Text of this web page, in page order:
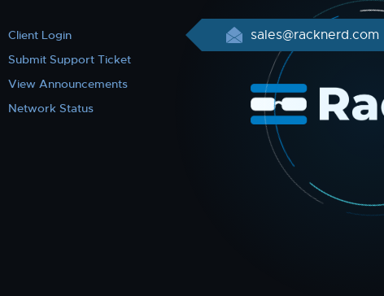
Client Login
Submit Support Ticket
View Announcements
Network Status
sales@racknerd.com